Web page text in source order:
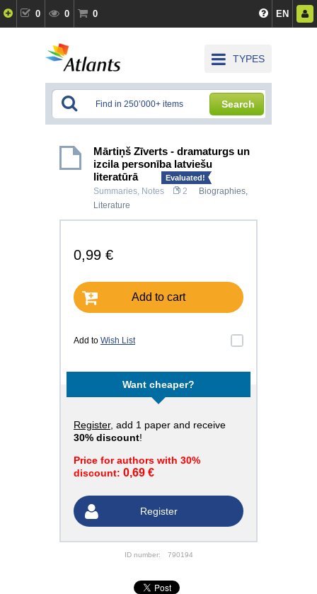
0 0 0 EN
TYPES
Search
Mārtiņš Zīverts - dramaturgs un
izcila personība latviešu
literatūrā
Evaluated!
Summaries, Notes 2 Biographies,
Literature
0,99 €
Add to cart
Add to Wish List
Want cheaper?
Register, add 1 paper and receive
30% discount!
Price for authors with 30%
discount: 0,69 €
Register
ID number: 790194